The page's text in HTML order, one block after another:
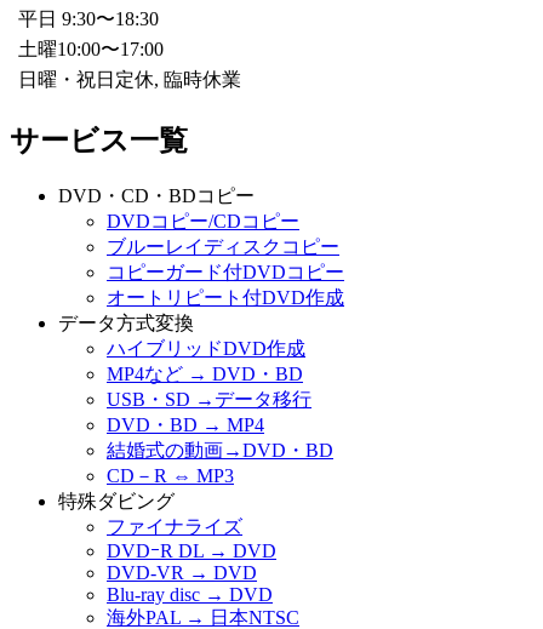
平日 9:30〜18:30
土曜10:00〜17:00
日曜・祝日定休, 臨時休業
サービス一覧
DVD・CD・BDコピー
DVDコピー/CDコピー
ブルーレイディスクコピー
コピーガード付DVDコピー
オートリピート付DVD作成
データ方式変換
ハイブリッドDVD作成
MP4など → DVD・BD
USB・SD →データ移行
DVD・BD → MP4
結婚式の動画→DVD・BD
CD－R ⇔ MP3
特殊ダビング
ファイナライズ
DVDｰR DL → DVD
DVD-VR → DVD
Blu-ray disc → DVD
海外PAL → 日本NTSC